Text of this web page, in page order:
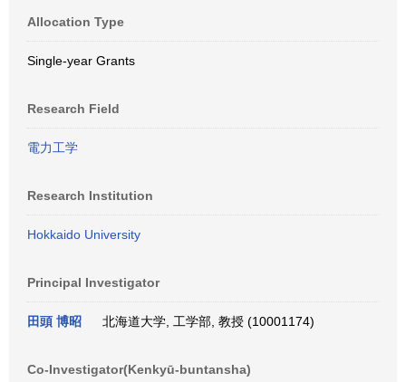
Allocation Type
Single-year Grants
Research Field
電力工学
Research Institution
Hokkaido University
Principal Investigator
田頭 博昭 北海道大学, 工学部, 教授 (10001174)
Co-Investigator(Kenkyū-buntansha)